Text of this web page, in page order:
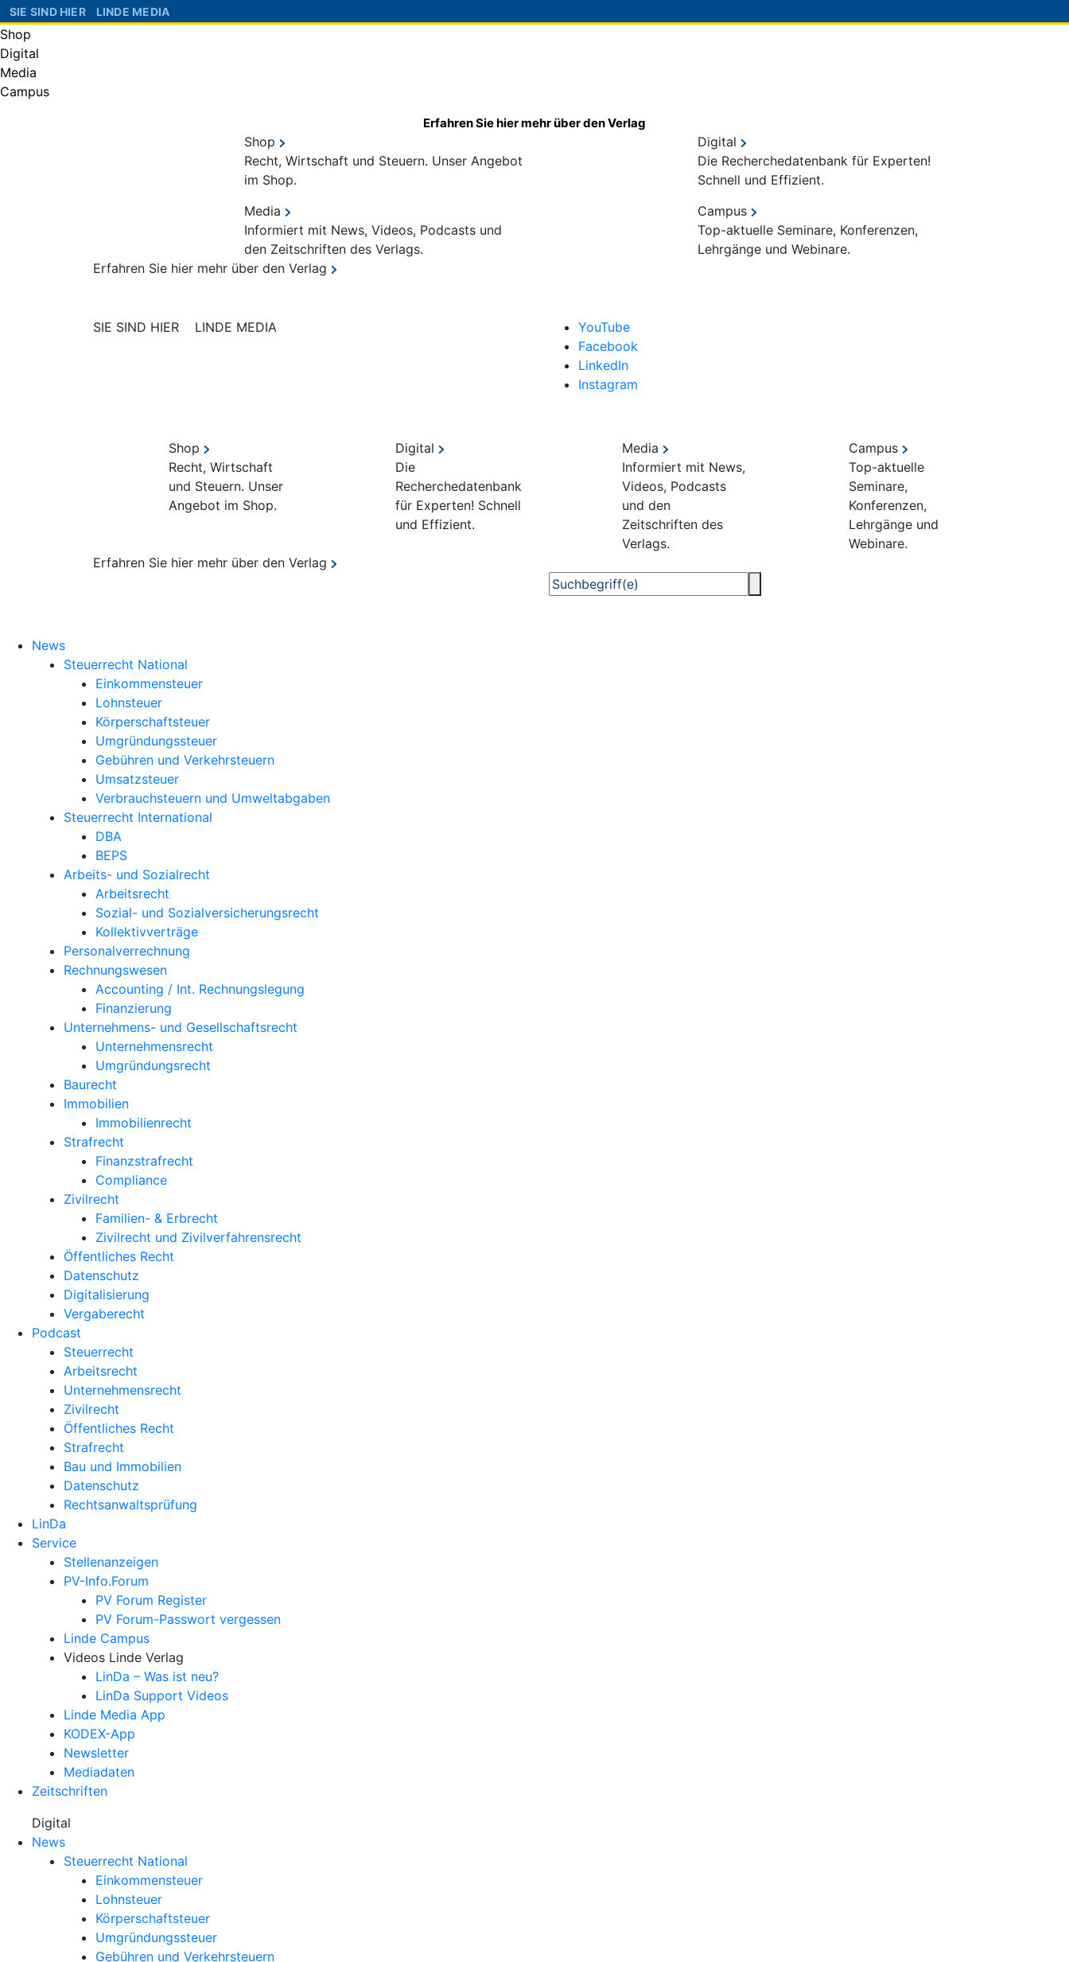
SIE SIND HIER LINDE MEDIA
Shop
Digital
Media
Campus
Erfahren Sie hier mehr über den Verlag
Shop
Recht, Wirtschaft und Steuern. Unser Angebot
im Shop.
Digital
Die Recherchedatenbank für Experten!
Schnell und Effizient.
Media
Informiert mit News, Videos, Podcasts und
den Zeitschriften des Verlags.
Campus
Top-aktuelle Seminare, Konferenzen,
Lehrgänge und Webinare.
Erfahren Sie hier mehr über den Verlag
SIE SIND HIER LINDE MEDIA
YouTube
Facebook
LinkedIn
Instagram
Shop
Recht, Wirtschaft
und Steuern. Unser
Angebot im Shop.
Digital
Die
Recherchedatenbank
für Experten! Schnell
und Effizient.
Media
Informiert mit News,
Videos, Podcasts
und den
Zeitschriften des
Verlags.
Campus
Top-aktuelle
Seminare,
Konferenzen,
Lehrgänge und
Webinare.
Erfahren Sie hier mehr über den Verlag
News
Steuerrecht National
Einkommensteuer
Lohnsteuer
Körperschaftsteuer
Umgründungssteuer
Gebühren und Verkehrsteuern
Umsatzsteuer
Verbrauchsteuern und Umweltabgaben
Steuerrecht International
DBA
BEPS
Arbeits- und Sozialrecht
Arbeitsrecht
Sozial- und Sozialversicherungsrecht
Kollektivverträge
Personalverrechnung
Rechnungswesen
Accounting / Int. Rechnungslegung
Finanzierung
Unternehmens- und Gesellschaftsrecht
Unternehmensrecht
Umgründungsrecht
Baurecht
Immobilien
Immobilienrecht
Strafrecht
Finanzstrafrecht
Compliance
Zivilrecht
Familien- & Erbrecht
Zivilrecht und Zivilverfahrensrecht
Öffentliches Recht
Datenschutz
Digitalisierung
Vergaberecht
Podcast
Steuerrecht
Arbeitsrecht
Unternehmens­recht
Zivilrecht
Öffentliches Recht
Strafrecht
Bau und Immobilien
Datenschutz
Rechtsanwalts­prüfung
LinDa
Service
Stellenanzeigen
PV-Info.Forum
PV Forum Register
PV Forum-Passwort vergessen
Linde Campus
Videos Linde Verlag
LinDa – Was ist neu?
LinDa Support Videos
Linde Media App
KODEX-App
Newsletter
Mediadaten
Zeitschriften
Digital
News
Steuerrecht National
Einkommensteuer
Lohnsteuer
Körperschaftsteuer
Umgründungssteuer
Gebühren und Verkehrsteuern